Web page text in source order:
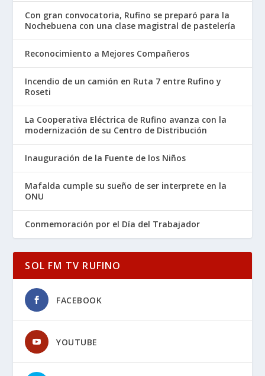
Con gran convocatoria, Rufino se preparó para la
Nochebuena con una clase magistral de pastelería
Reconocimiento a Mejores Compañeros
Incendio de un camión en Ruta 7 entre Rufino y
Roseti
La Cooperativa Eléctrica de Rufino avanza con la
modernización de su Centro de Distribución
Inauguración de la Fuente de los Niños
Mafalda cumple su sueño de ser interprete en la
ONU
Conmemoración por el Día del Trabajador
SOL FM TV RUFINO
FACEBOOK
YOUTUBE